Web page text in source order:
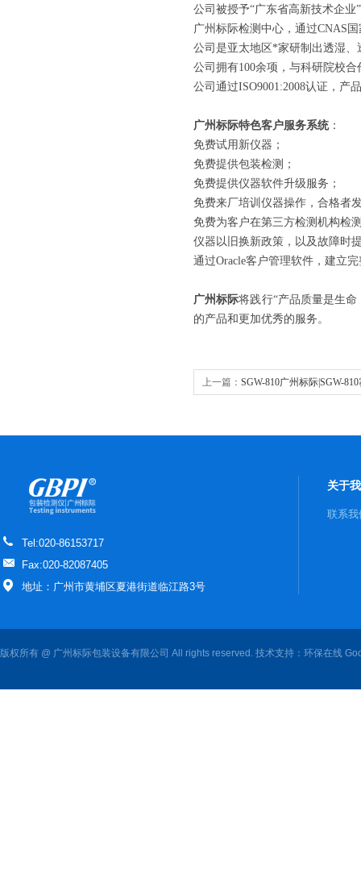
公司被授予“广东省高新技术企业
广州标际检测中心，通过CNAS
公司是亚太地区*家研制出透湿
公司拥有100余项，与科研院校
公司通过ISO9001:2008认证，产
广州标际特色客户服务系统：
免费试用新仪器；
免费提供包装检测；
免费提供仪器软件升级服务；
免费来厂培训仪器操作，合格者
免费为客户在第三方检测机构检
仪器以旧换新政策，以及故障时
通过Oracle客户管理软件，建立
广州标际将践行“产品质量是生
的产品和更加优秀的服务。
上一篇： SGW-810广州标际|SGW-
Tel:020-86153717
Fax:020-82087405
地址：广州市黄埔区夏港街道临江路3号
关于
联系我
版权所有 @ 广州标际包装设备有限公司 All rights reserved. 技术支持： 环保在线